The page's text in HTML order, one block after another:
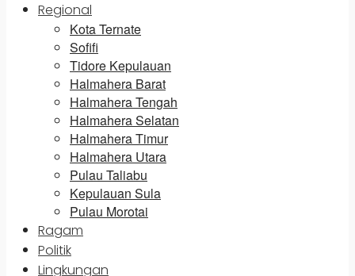
Regional
Kota Ternate
Sofifi
Tidore Kepulauan
Halmahera Barat
Halmahera Tengah
Halmahera Selatan
Halmahera Timur
Halmahera Utara
Pulau Taliabu
Kepulauan Sula
Pulau Morotai
Ragam
Politik
Lingkungan